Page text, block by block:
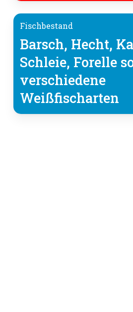
Fischbestand
Barsch, Hecht,
Schleie, Forelle
verschiedene
Weißfischarten